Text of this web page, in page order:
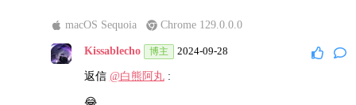
macOS Sequoia Chrome 129.0.0.0
Kissablecho 博主 2024-09-28
返信 @白熊阿丸:
😂